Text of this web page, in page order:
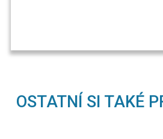
OSTATNÍ SI TAKÉ